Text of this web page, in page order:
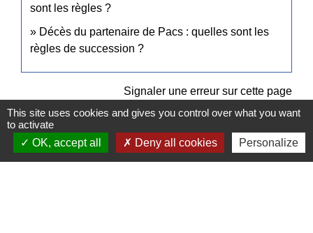
sont les règles ?
Décès du partenaire de Pacs : quelles sont les
règles de succession ?
Signaler une erreur sur cette page
This site uses cookies and gives you control over what you want
to activate
OK, accept all
Deny all cookies Personalize